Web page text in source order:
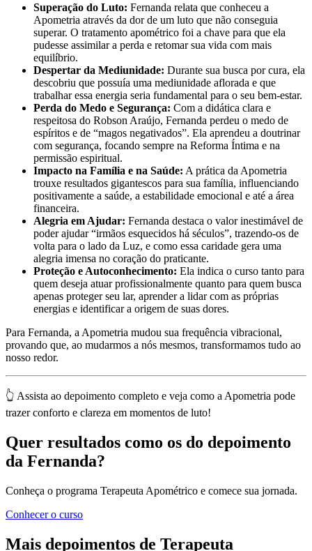
Superação do Luto: Fernanda relata que conheceu a
Apometria através da dor de um luto que não conseguia
superar. O tratamento apométrico foi a chave para que ela
pudesse assimilar a perda e retomar sua vida com mais
equilíbrio.
Despertar da Mediunidade: Durante sua busca por cura, ela
descobriu que possuía uma mediunidade aflorada e que
trabalhar essa energia seria fundamental para o seu bem-estar.
Perda do Medo e Segurança: Com a didática clara e
respeitosa do Robson Araújo, Fernanda perdeu o medo de
espíritos e de “magos negativados”. Ela aprendeu a doutrinar
com segurança, focando sempre na Reforma Íntima e na
permissão espiritual.
Impacto na Família e na Saúde: A prática da Apometria
trouxe resultados gigantescos para sua família, influenciando
positivamente a saúde, a estabilidade emocional e até a área
financeira.
Alegria em Ajudar: Fernanda destaca o valor inestimável de
poder ajudar “irmãos esquecidos há séculos”, trazendo-os de
volta para o lado da Luz, e como essa caridade gera uma
alegria imensa no coração do praticante.
Proteção e Autoconhecimento: Ela indica o curso tanto para
quem deseja atuar profissionalmente quanto para quem busca
apenas proteger seu lar, aprender a lidar com as próprias
energias e identificar a origem de suas dores.
Para Fernanda, a Apometria mudou sua frequência vibracional,
provando que, ao mudarmos a nós mesmos, transformamos tudo ao
nosso redor.
👆 Assista ao depoimento completo e veja como a Apometria pode
trazer conforto e clareza em momentos de luto!
Quer resultados como os do depoimento
da Fernanda?
Conheça o programa Terapeuta Apométrico e comece sua jornada.
Conhecer o curso
Mais depoimentos de Terapeuta